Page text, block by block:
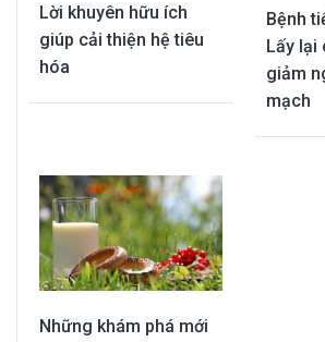
Lời khuyên hữu ích
giúp cải thiện hệ tiêu
hóa
Bệnh
Lấy lại
giảm
mạch
Những khám phá mới